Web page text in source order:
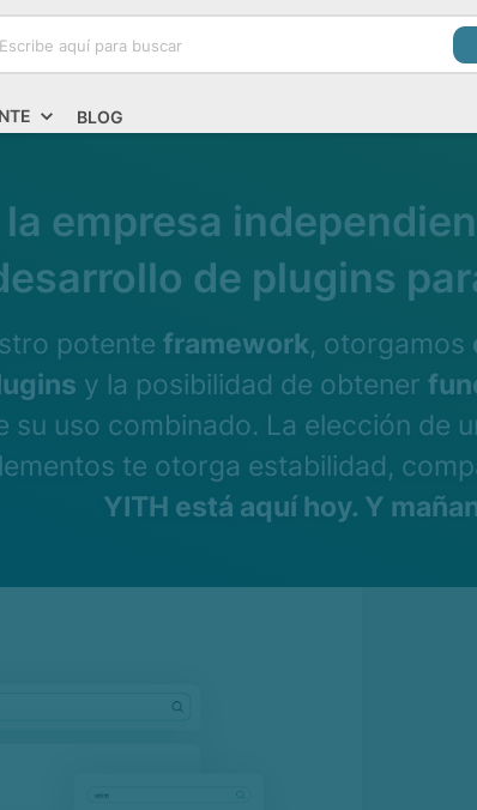
BLOG
empresa
de plugins
potente framework, otorgamos
y la posibilidad de obtener
su uso combinado. La elección de
te otorga estabilidad,
YITH está aquí hoy. Y